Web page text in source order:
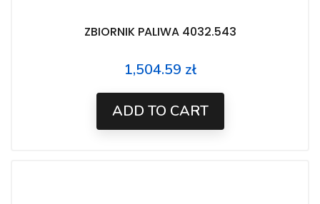
ZBIORNIK PALIWA 4032.543
Price
1,504.59 zł
ADD TO CART